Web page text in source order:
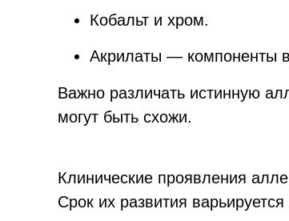
Кобальт и хром.
Акрилаты — компоненты
Важно различать истинную
могут быть схожи.
Клинические проявления
Срок их развития